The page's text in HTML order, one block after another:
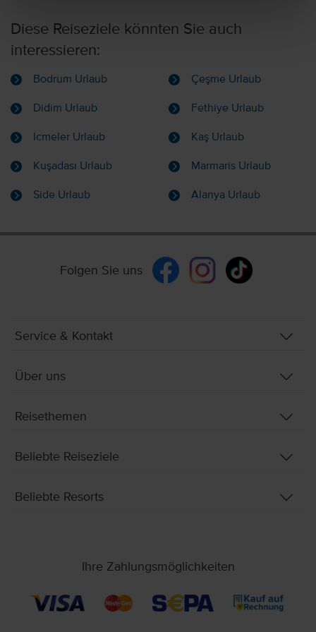
Diese Reiseziele könnten Sie auch
interessieren:
Bodrum Urlaub Çeşme Urlaub
Didim Urlaub Fethiye Urlaub
Icmeler Urlaub Kaş Urlaub
Kuşadası Urlaub Marmaris Urlaub
Side Urlaub Alanya Urlaub
Folgen Sie uns
Service & Kontakt
Über uns
Reisethemen
Beliebte Reiseziele
Beliebte Resorts
Ihre Zahlungsmöglichkeiten